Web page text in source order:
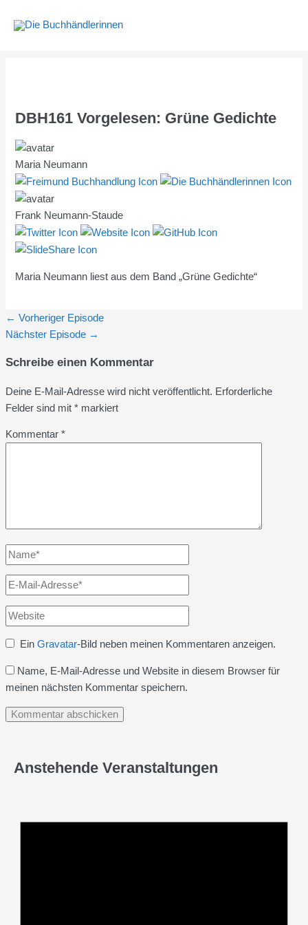
Inhalt
DBH161 Vorgelesen: Grüne Gedichte
Maria Neumann
Frank Neumann-Staude
Maria Neumann liest aus dem Band „Grüne Gedichte“
← Vorheriger Episode
Nächster Episode →
Schreibe einen Kommentar
Deine E-Mail-Adresse wird nicht veröffentlicht. Erforderliche
Felder sind mit *markiert
Kommentar *
Name*
E-
Mail-
Adresse*
Website
Ein Gravatar-Bild neben meinen Kommentaren anzeigen.
Name, E-Mail-Adresse und Website in diesem Browser für
meinen nächsten Kommentar speichern.
Anstehende Veranstaltungen